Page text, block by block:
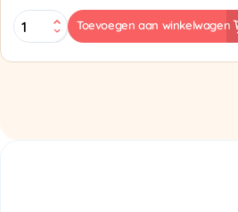
MINI
PAK'R
Toevoegen aan winkelwagen